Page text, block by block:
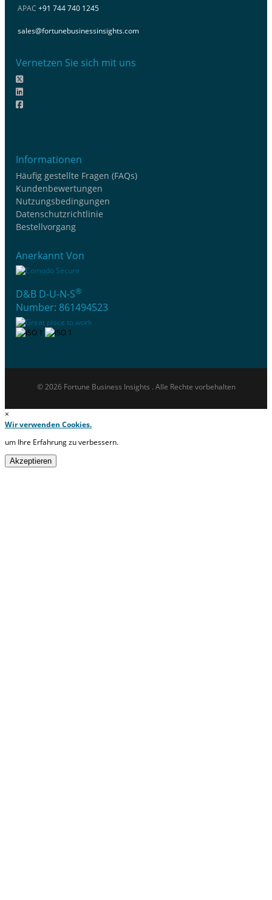
APAC +91 744 740 1245
sales@fortunebusinessinsights.com
Vernetzen Sie sich mit uns
Informationen
Häufig gestellte Fragen (FAQs)
Kundenbewertungen
Nutzungsbedingungen
Datenschutzrichtlinie
Bestellvorgang
Anerkannt Von
D&B D-U-N-S®
Number: 861494523
© 2026 Fortune Business Insights . Alle Rechte vorbehalten
×
Wir verwenden Cookies.
um Ihre Erfahrung zu verbessern.
Akzeptieren